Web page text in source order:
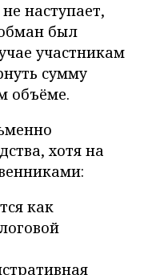
наступает,
был
участникам
сумму
объёме.
хотя на
как